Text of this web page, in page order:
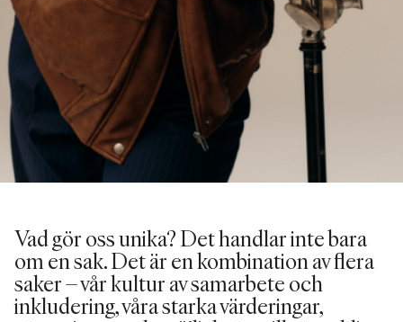
Vad gör oss unika? Det handlar inte bara
om en sak. Det är en kombination av flera
saker – vår kultur av samarbete och
inkludering, våra starka värderingar,